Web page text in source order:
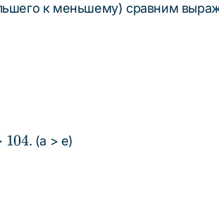
к меньшему) сравним
⋅ 104. (а > е)